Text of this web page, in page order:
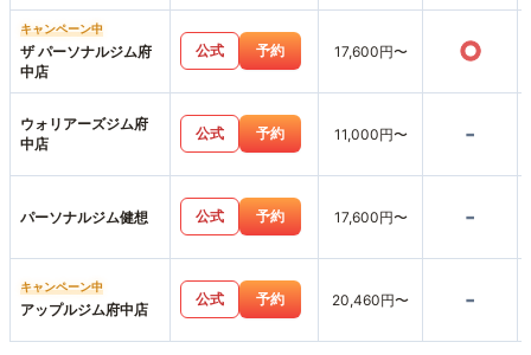
キャンペーン中
ザ パーソナルジム府
中店
公式 予約 17,600円〜 ○
ウォリアーズジム府
中店
公式 予約 11,000円〜 -
パーソナルジム健想 公式 予約 17,600円〜 -
キャンペーン中
アップルジム府中店
公式 予約 20,460円〜 -